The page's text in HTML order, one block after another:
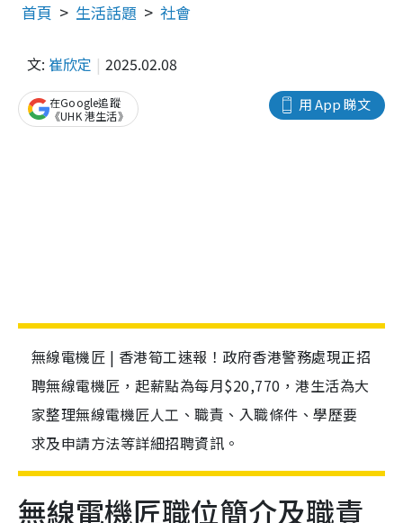
首頁 生活話題 社會
文: 崔欣定 2025.02.08
用 App 睇文
在Google追蹤
《UHK 港生活》
無線電機匠 | 香港筍工速報！政府香港警務處現正招
聘無線電機匠，起薪點為每月$20,770，港生活為大
家整理無線電機匠人工、職責、入職條件、學歷要
求及申請方法等詳細招聘資訊。
無線電機匠職位簡介及職責